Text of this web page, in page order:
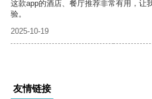
这款app的酒店、餐厅推荐非常有用，让
验。
2025-10-19
友情链接